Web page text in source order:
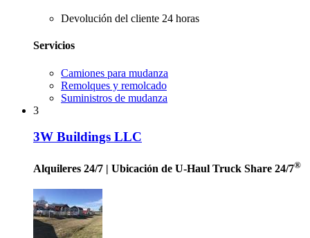
Devolución del cliente 24 horas
Servicios
Camiones para mudanza
Remolques y remolcado
Suministros de mudanza
3
3W Buildings LLC
Alquileres 24/7 | Ubicación de U-Haul Truck Share 24/7®